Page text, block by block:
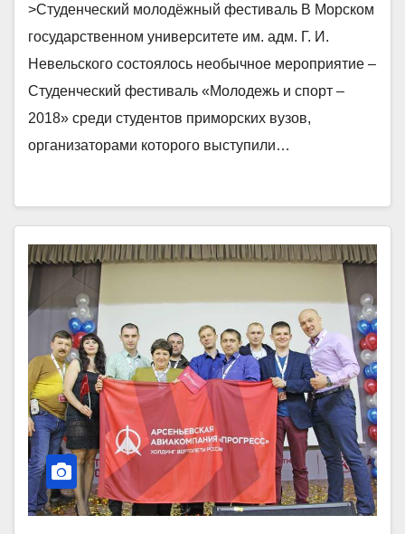
>Студенческий молодёжный фестиваль В Морском
государственном университете им. адм. Г. И.
Невельского состоялось необычное мероприятие –
Студенческий фестиваль «Молодежь и спорт –
2018» среди студентов приморских вузов,
организаторами которого выступили…